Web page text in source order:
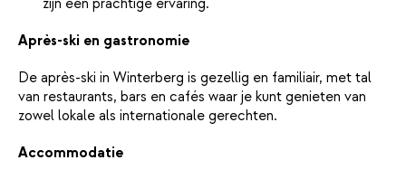
Après-ski en gastronomie
De après-ski in Winterberg is gezellig en familiair, met tal
van restaurants, bars en cafés waar je kunt genieten van
zowel lokale als internationale gerechten.
Accommodatie